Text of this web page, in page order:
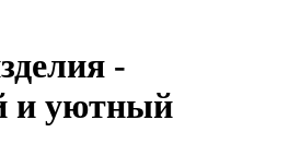
-
и уютный